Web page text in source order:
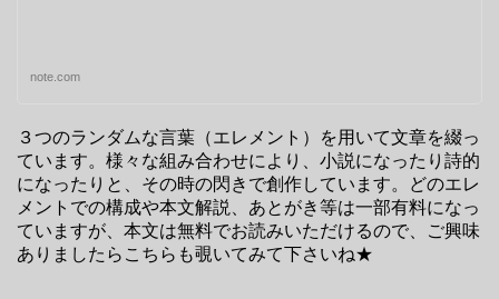
note.com
３つのランダムな言葉（エレメント）を用いて文章を綴っ
ています。様々な組み合わせにより、小説になったり詩的
になったりと、その時の閃きで創作しています。どのエレ
メントでの構成や本文解説、あとがき等は一部有料になっ
ていますが、本文は無料でお読みいただけるので、ご興味
ありましたらこちらも覗いてみて下さいね★